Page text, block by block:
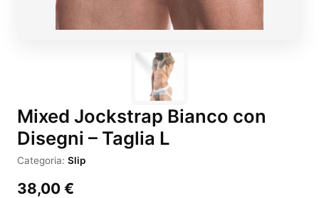
Mixed Jockstrap Bianco con
Disegni – Taglia L
Categoria: Slip
38,00 €